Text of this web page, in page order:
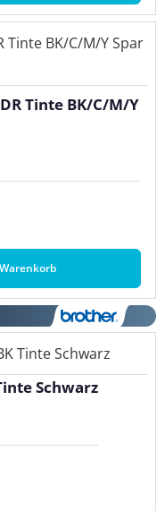
Tinte BK/C/M/Y
Schwarz